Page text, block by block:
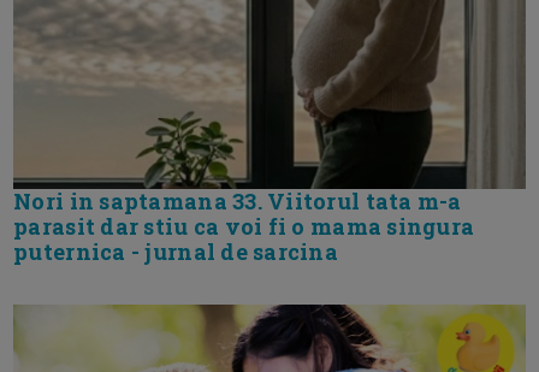
Nori in saptamana 33. Viitorul tata m-a
parasit dar stiu ca voi fi o mama singura
puternica - jurnal de sarcina